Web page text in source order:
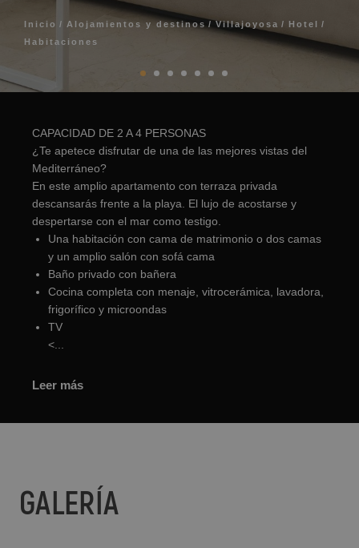
Inicio Alojamientos y destinos Villajoyosa
Hotel
Habitaciones
CAPACIDAD DE 2 A 4 PERSONAS
¿Te apetece disfrutar de una de las mejores vistas del
Mediterráneo?
En este amplio apartamento con terraza privada
descansarás frente a la playa. El lujo de acostarse y
despertarse con el mar como testigo.
Una habitación con cama de matrimonio o dos camas
y un amplio salón con sofá cama
Baño privado con bañera
Cocina completa con menaje, vitrocerámica, lavadora,
frigorífico y microondas
TV
<...
Leer más
GALERÍA